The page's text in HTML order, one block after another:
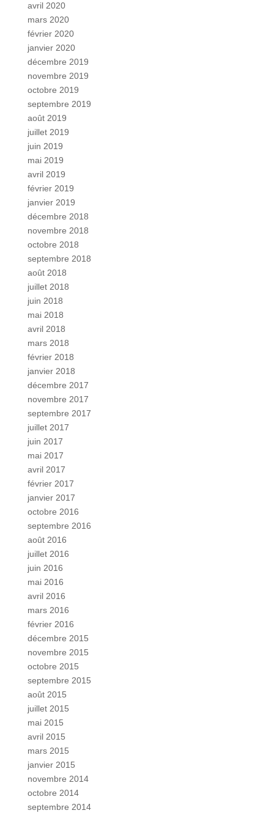
avril 2020
mars 2020
février 2020
janvier 2020
décembre 2019
novembre 2019
octobre 2019
septembre 2019
août 2019
juillet 2019
juin 2019
mai 2019
avril 2019
février 2019
janvier 2019
décembre 2018
novembre 2018
octobre 2018
septembre 2018
août 2018
juillet 2018
juin 2018
mai 2018
avril 2018
mars 2018
février 2018
janvier 2018
décembre 2017
novembre 2017
septembre 2017
juillet 2017
juin 2017
mai 2017
avril 2017
février 2017
janvier 2017
octobre 2016
septembre 2016
août 2016
juillet 2016
juin 2016
mai 2016
avril 2016
mars 2016
février 2016
décembre 2015
novembre 2015
octobre 2015
septembre 2015
août 2015
juillet 2015
mai 2015
avril 2015
mars 2015
janvier 2015
novembre 2014
octobre 2014
septembre 2014